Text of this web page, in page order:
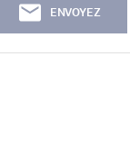
ENVOYEZ